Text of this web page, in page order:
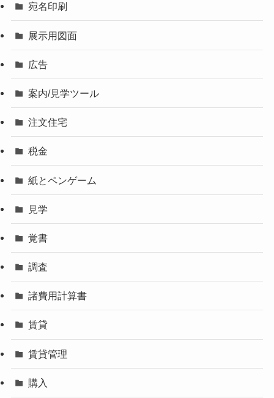
宛名印刷
展示用図面
広告
案内/見学ツール
注文住宅
税金
紙とペンゲーム
見学
覚書
調査
諸費用計算書
賃貸
賃貸管理
購入